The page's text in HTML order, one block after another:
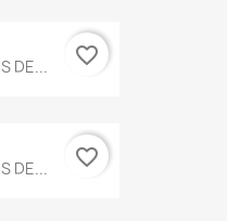
DE... favorite_border
DE... favorite_border